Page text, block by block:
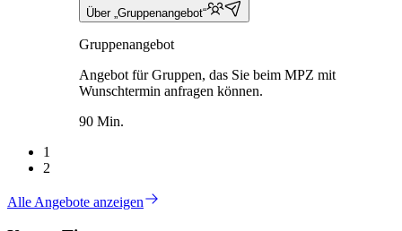
Über „Gruppenangebot“
Gruppenangebot
Angebot für Gruppen, das Sie beim MPZ mit
Wunschtermin anfragen können.
90 Min.
1
2
Alle Angebote anzeigen